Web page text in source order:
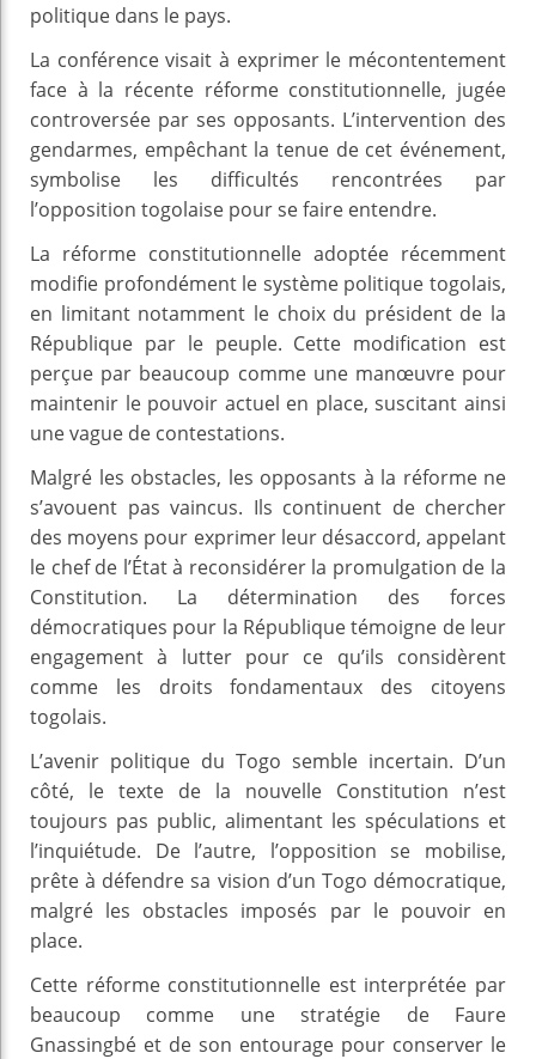
politique dans le pays.
La conférence visait à exprimer le mécontentement
face à la récente réforme constitutionnelle, jugée
controversée par ses opposants. L’intervention des
gendarmes, empêchant la tenue de cet événement,
symbolise les difficultés rencontrées par
l’opposition togolaise pour se faire entendre.
La réforme constitutionnelle adoptée récemment
modifie profondément le système politique togolais,
en limitant notamment le choix du président de la
République par le peuple. Cette modification est
perçue par beaucoup comme une manœuvre pour
maintenir le pouvoir actuel en place, suscitant ainsi
une vague de contestations.
Malgré les obstacles, les opposants à la réforme ne
s’avouent pas vaincus. Ils continuent de chercher
des moyens pour exprimer leur désaccord, appelant
le chef de l’État à reconsidérer la promulgation de la
Constitution. La détermination des forces
démocratiques pour la République témoigne de leur
engagement à lutter pour ce qu’ils considèrent
comme les droits fondamentaux des citoyens
togolais.
L’avenir politique du Togo semble incertain. D’un
côté, le texte de la nouvelle Constitution n’est
toujours pas public, alimentant les spéculations et
l’inquiétude. De l’autre, l’opposition se mobilise,
prête à défendre sa vision d’un Togo démocratique,
malgré les obstacles imposés par le pouvoir en
place.
Cette réforme constitutionnelle est interprétée par
beaucoup comme une stratégie de Faure
Gnassingbé et de son entourage pour conserver le